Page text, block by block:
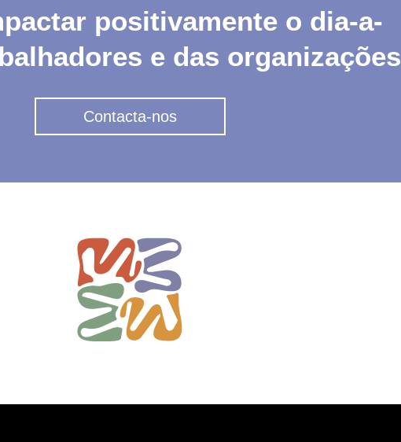
positivamente o dia-a-
e das organizações
Contacta-nos